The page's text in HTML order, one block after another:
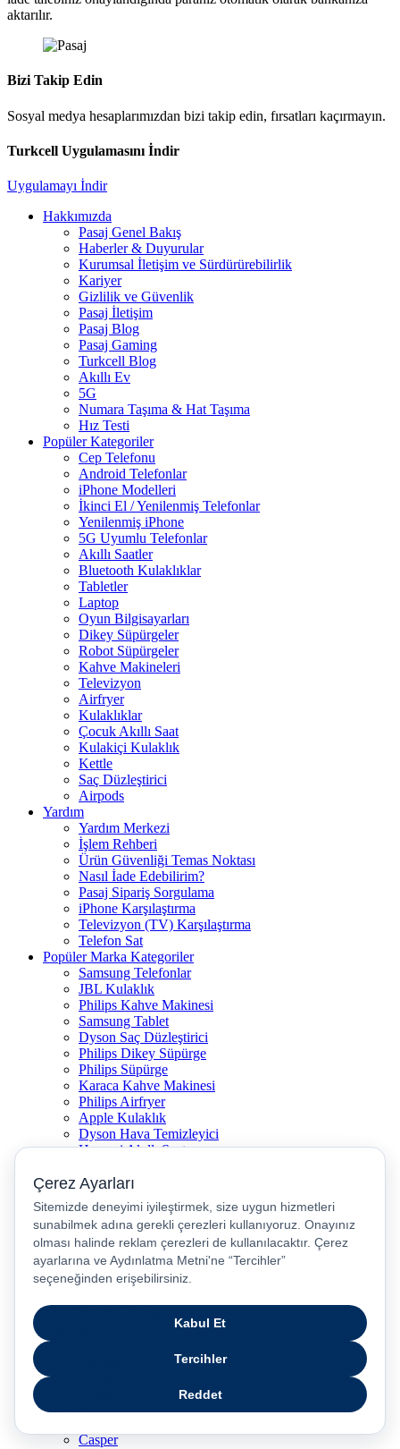
aktarılır.
Bizi Takip Edin
Sosyal medya hesaplarımızdan bizi takip edin, fırsatları kaçırmayın.
Turkcell Uygulamasını İndir
Uygulamayı İndir
Hakkımızda
Pasaj Genel Bakış
Haberler & Duyurular
Kurumsal İletişim ve Sürdürürebilirlik
Kariyer
Gizlilik ve Güvenlik
Pasaj İletişim
Pasaj Blog
Pasaj Gaming
Turkcell Blog
Akıllı Ev
5G
Numara Taşıma & Hat Taşıma
Hız Testi
Popüler Kategoriler
Cep Telefonu
Android Telefonlar
iPhone Modelleri
İkinci El / Yenilenmiş Telefonlar
Yenilenmiş iPhone
5G Uyumlu Telefonlar
Akıllı Saatler
Bluetooth Kulaklıklar
Tabletler
Laptop
Oyun Bilgisayarları
Dikey Süpürgeler
Robot Süpürgeler
Kahve Makineleri
Televizyon
Airfryer
Kulaklıklar
Çocuk Akıllı Saat
Kulakiçi Kulaklık
Kettle
Saç Düzleştirici
Airpods
Yardım
Yardım Merkezi
İşlem Rehberi
Ürün Güvenliği Temas Noktası
Nasıl İade Edebilirim?
Pasaj Sipariş Sorgulama
iPhone Karşılaştırma
Televizyon (TV) Karşılaştırma
Telefon Sat
Popüler Marka Kategoriler
Samsung Telefonlar
JBL Kulaklık
Philips Kahve Makinesi
Samsung Tablet
Dyson Saç Düzleştirici
Philips Dikey Süpürge
Philips Süpürge
Karaca Kahve Makinesi
Philips Airfryer
Apple Kulaklık
Dyson Hava Temizleyici
Huawei Akıllı Saat
JBL Hoparlör
Xiaomi Telefon
Xiaomi Akıllı Saat
Samsung Akıllı Saat
Asus Laptop
Huawei Tablet
Casper